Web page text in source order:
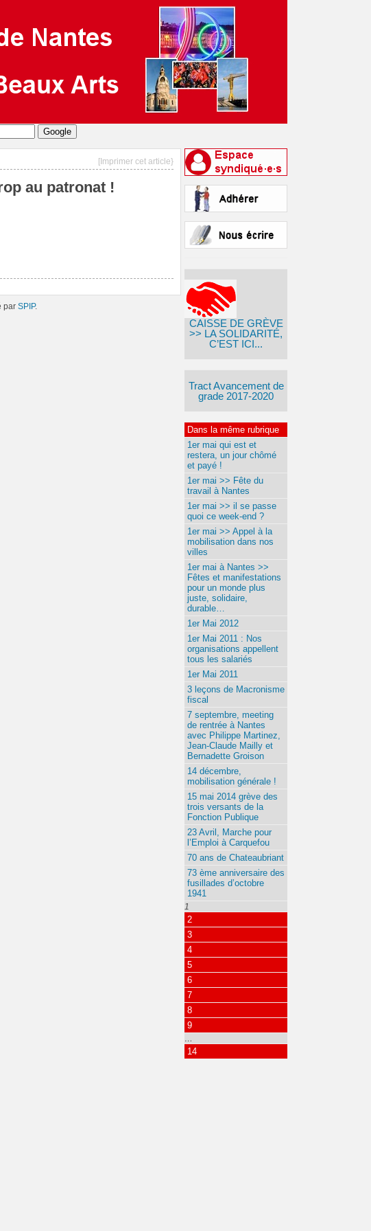
[Imprimer cet article}
au patronat !
CAISSE DE GRÈVE
>> LA SOLIDARITÉ,
C’EST ICI...
Tract Avancement de
grade 2017-2020
Dans la même rubrique
1er mai qui est et
restera, un jour chômé
et payé !
1er mai >> Fête du
travail à Nantes
1er mai >> il se passe
quoi ce week-end ?
1er mai >> Appel à la
mobilisation dans nos
villes
1er mai à Nantes >>
Fêtes et manifestations
pour un monde plus
juste, solidaire,
durable…
1er Mai 2012
1er Mai 2011 : Nos
organisations appellent
tous les salariés
1er Mai 2011
3 leçons de Macronisme
fiscal
7 septembre, meeting
de rentrée à Nantes
avec Philippe Martinez,
Jean-Claude Mailly et
Bernadette Groison
14 décembre,
mobilisation générale !
15 mai 2014 grève des
trois versants de la
Fonction Publique
23 Avril, Marche pour
l’Emploi à Carquefou
70 ans de Chateaubriant
73 ème anniversaire des
fusillades d’octobre
1941
1
2
3
4
5
6
7
8
9
…
14
par SPIP.